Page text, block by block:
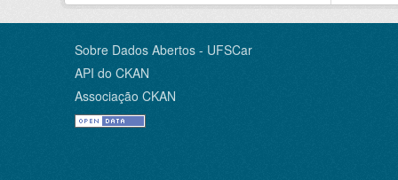
Sobre Dados Abertos - UFSCar
API do CKAN
Associação CKAN